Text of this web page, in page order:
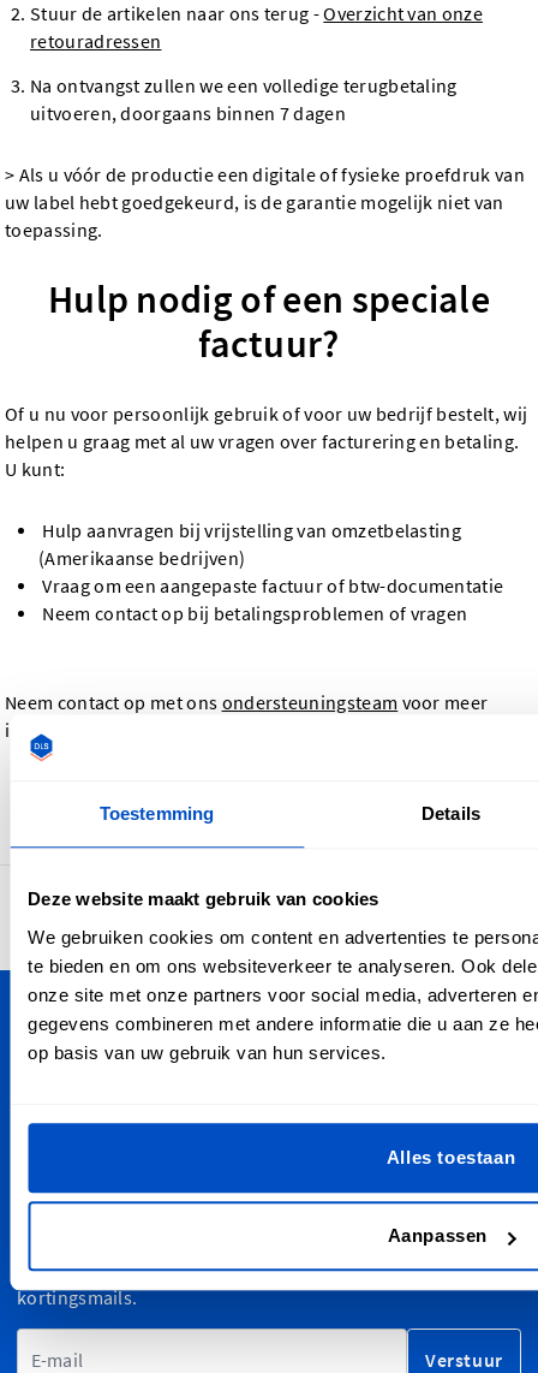
Toestemming Details
Deze website maakt gebruik van cookies
We gebruiken cookies om content en advertenties te
te bieden en om ons websiteverkeer te analyseren. Ook
onze site met onze partners voor social media, adverteren
gegevens combineren met andere informatie die u aan ze
op basis van uw gebruik van hun services.
Alles toestaan
Aanpassen
Stuur de artikelen naar ons terug -Overzicht van onze
retouradressen
Na ontvangst zullen we een volledige terugbetaling
uitvoeren, doorgaans binnen 7 dagen
> Als u vóór de productie een digitale of fysieke proefdruk van
uw label hebt goedgekeurd, is de garantie mogelijk niet van
toepassing.
Hulp nodig of een speciale
factuur?
Of u nu voor persoonlijk gebruik of voor uw bedrijf bestelt, wij
helpen u graag met al uw vragen over facturering en betaling.
U kunt:
Hulp aanvragen bij vrijstelling van omzetbelasting
(Amerikaanse bedrijven)
Vraag om een aangepaste factuur of btw-documentatie
Neem contact op bij betalingsproblemen of vragen
Neem contact op met ons ondersteuningsteam voor meer
informatie.
Personaliseer je creaties
Meld je aan voor onze nieuwsbrief, marketing- en
kortingsmails.
Verstuur